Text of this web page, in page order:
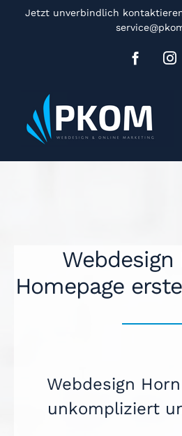
Jetzt unverbindlich
Homepage
Webdesign
unkompliziert